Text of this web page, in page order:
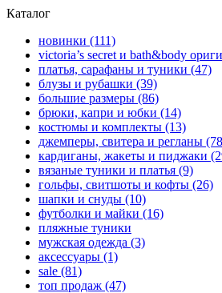
Каталог
новинки (111)
victoria’s secret и bath&body
платья, сарафаны и туники (47)
блузы и рубашки (39)
большие размеры (86)
брюки, капри и юбки (14)
костюмы и комплекты (13)
джемперы, свитера и регланы
кардиганы, жакеты и пиджаки
вязаные туники и платья (9)
гольфы, свитшоты и кофты (26)
шапки и снуды (10)
футболки и майки (16)
пляжные туники
мужская одежда (3)
аксессуары (1)
sale (81)
топ продаж (47)